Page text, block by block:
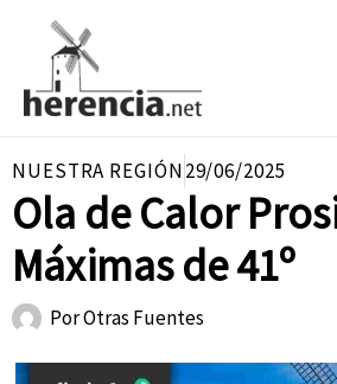
contenido
NUESTRA REGIÓN29/06/2025
Ola de Calor
Máximas de 41º
PorOtras Fuentes